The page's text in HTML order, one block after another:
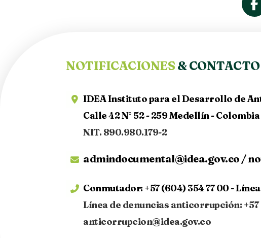
NOTIFICACIONES & CONTACTO
IDEA Instituto para el Desarrollo de
Calle 42 N° 52 - 259 Medellín - Colombia
NIT. 890.980.179-2
admindocumental@idea.gov.co /
Conmutador: +57 (604) 354 77 00 -
Línea de denuncias anticorrupción: +57
anticorrupcion@idea.gov.co